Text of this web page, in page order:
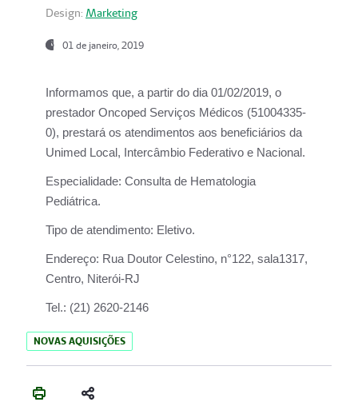
Design: Marketing
01 de janeiro, 2019
Informamos que, a partir do dia 01/02/2019, o
prestador Oncoped Serviços Médicos (51004335-
0), prestará os atendimentos aos beneficiários da
Unimed Local, Intercâmbio Federativo e Nacional.
Especialidade: Consulta de Hematologia
Pediátrica.
Tipo de atendimento: Eletivo.
Endereço: Rua Doutor Celestino, n°122, sala1317,
Centro, Niterói-RJ
Tel.: (21) 2620-2146
NOVAS AQUISIÇÕES